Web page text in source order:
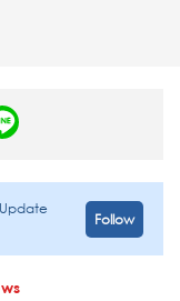
Follow